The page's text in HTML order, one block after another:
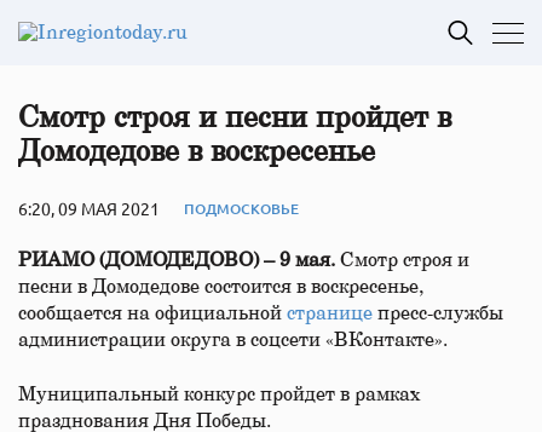
Смотр строя и песни пройдет в
Домодедове в воскресенье
6:20, 09 МАЯ 2021 ПОДМОСКОВЬЕ
РИАМО (ДОМОДЕДОВО) – 9 мая. Смотр строя и
песни в Домодедове состоится в воскресенье,
сообщается на официальной странице пресс-службы
администрации округа в соцсети «ВКонтакте».
Муниципальный конкурс пройдет в рамках
празднования Дня Победы.